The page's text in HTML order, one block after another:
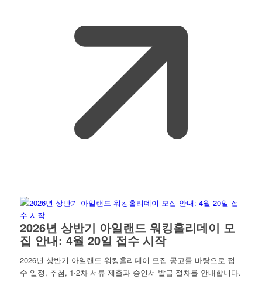
2026년 상반기 아일랜드 워킹홀리데이 모
집 안내: 4월 20일 접수 시작
2026년 상반기 아일랜드 워킹홀리데이 모집 공고를 바탕으로 접
수 일정, 추첨, 1·2차 서류 제출과 승인서 발급 절차를 안내합니다.